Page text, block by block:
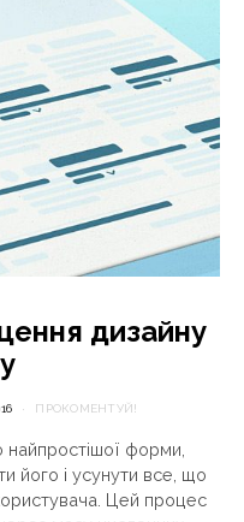
дизайну
ПРОКОМЕНТУЙ!
форми,
його і усунути все, що
Цей процес